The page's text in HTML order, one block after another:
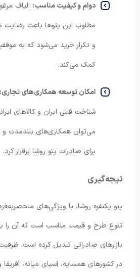
دوام و کیفیت مناسب: الیاف
مطلوب این پتوها باعث رضایت
و تکرار خرید می‌شود که به
کمک می‌کند.
امکان توسعه همکاری‌های تجاری:
شناخت قبلی ایران و کالاهای
می‌توان همکاری‌های بلندمدت و
برای صادرات پتو روشا برقرار کرد.
تیجه‌گیری
پتو یکنفره روشا، با ویژگی‌های
تنوع طرح و قیمت مناسب است که آن را به
بازارهای صادراتی تبدیل کرده است.
در کشورهای همسایه، آسیای میانه،